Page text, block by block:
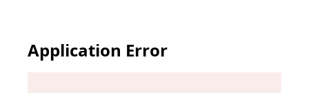
Application Error